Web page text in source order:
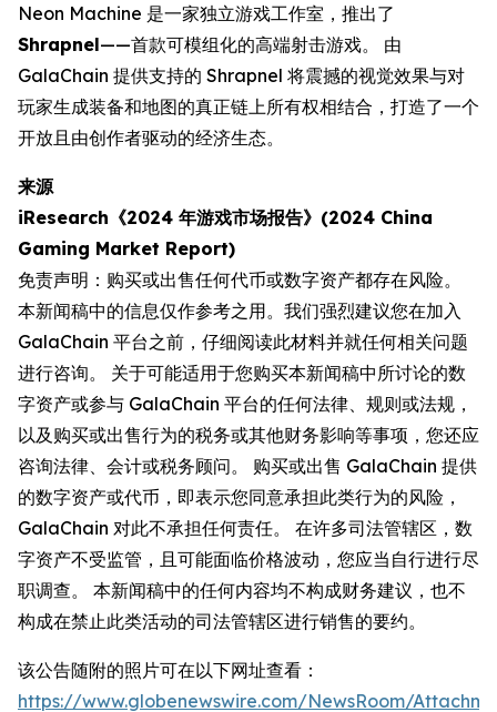
Neon Machine 是一家独立游戏工作室，推出了
Shrapnel——首款可模组化的高端射击游戏。 由
GalaChain 提供支持的 Shrapnel 将震撼的视觉效果与对
玩家生成装备和地图的真正链上所有权相结合，打造了一个
开放且由创作者驱动的经济生态。
来源
iResearch《2024 年游戏市场报告》(2024 China
Gaming Market Report)
免责声明：购买或出售任何代币或数字资产都存在风险。
本新闻稿中的信息仅作参考之用。我们强烈建议您在加入
GalaChain 平台之前，仔细阅读此材料并就任何相关问题
进行咨询。 关于可能适用于您购买本新闻稿中所讨论的数
字资产或参与 GalaChain 平台的任何法律、规则或法规，
以及购买或出售行为的税务或其他财务影响等事项，您还应
咨询法律、会计或税务顾问。 购买或出售 GalaChain 提供
的数字资产或代币，即表示您同意承担此类行为的风险，
GalaChain 对此不承担任何责任。 在许多司法管辖区，数
字资产不受监管，且可能面临价格波动，您应当自行进行尽
职调查。 本新闻稿中的任何内容均不构成财务建议，也不
构成在禁止此类活动的司法管辖区进行销售的要约。
该公告随附的照片可在以下网址查看：
https://www.globenewswire.com/NewsRoom/